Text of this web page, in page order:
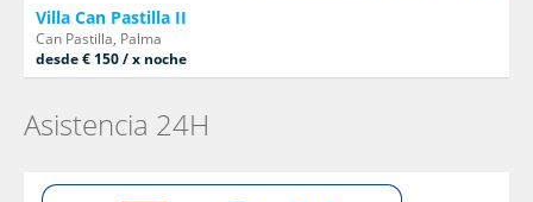
Villa Can Pastilla II
Can Pastilla, Palma
desde € 150 / x noche
Asistencia 24H